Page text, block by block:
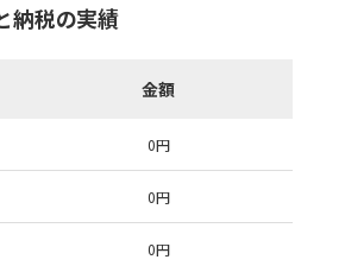
納税の実績
金額
0円
0円
0円